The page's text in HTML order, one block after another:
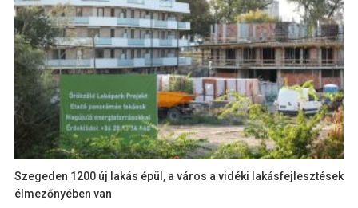
Szegeden 1200 új lakás épül, a város a vidéki lakásfejlesztések
élmezőnyében van